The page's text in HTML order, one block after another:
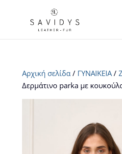
Αρχική σελίδα/ ΓΥΝΑΙΚΕΙΑ/
Δερμάτινο parka με